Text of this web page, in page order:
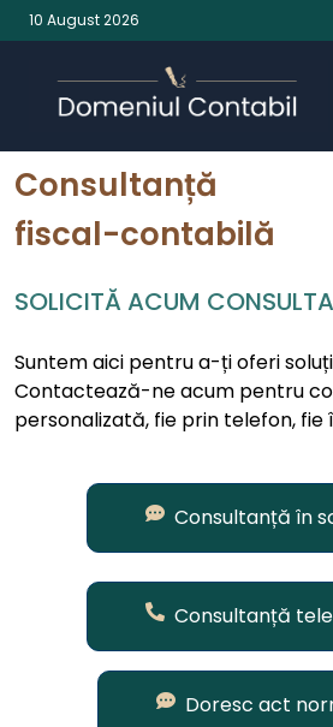
10 August 2026
Consultanță
fiscal-contabilă
SOLICITĂ ACUM
Suntem aici pentru a-ți oferi
Contactează-ne acum pentru
personalizată, fie prin telefon, fie
Consultanță în
Consultanță
Doresc act